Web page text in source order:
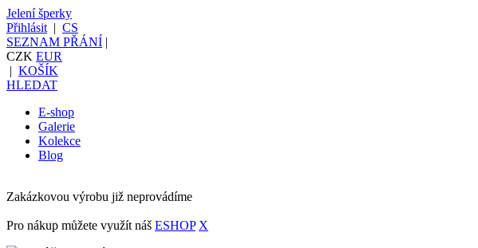
Jelení šperky
Přihlásit | CS
SEZNAM PŘÁNÍ |
CZK EUR
| KOŠÍK
HLEDAT
E-shop
Galerie
Kolekce
Blog
Zakázkovou výrobu již neprovádíme
Pro nákup můžete využít náš ESHOP X